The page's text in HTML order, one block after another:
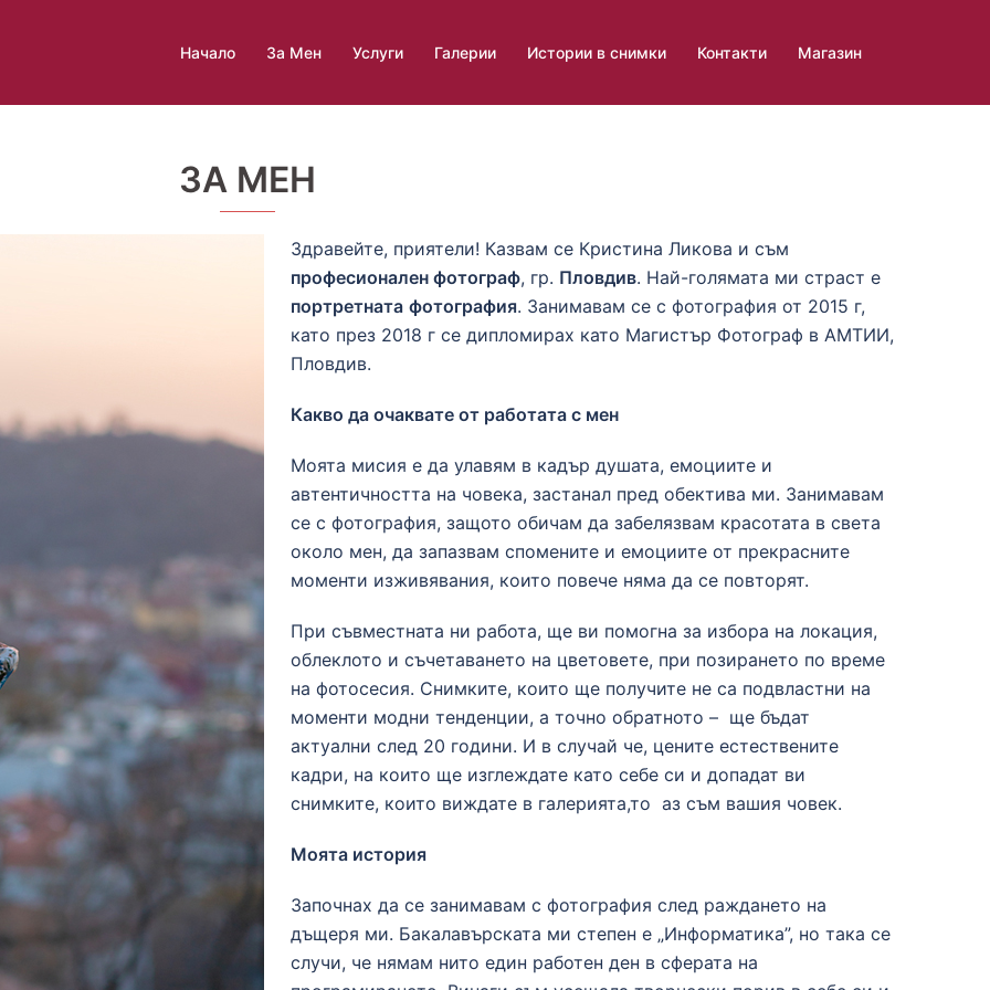
Начало За Мен Услуги Галерии Истории в снимки Контакти Магазин
ЗА МЕН
Здравейте, приятели! Казвам се Кристина Ликова и съм
професионален фотограф, гр. Пловдив. Най-голямата ми страст е
портретната фотография. Занимавам се с фотография от 2015 г,
като през 2018 г се дипломирах като Магистър Фотограф в АМТИИ,
Пловдив.
Какво да очаквате от работата с мен
Моята мисия е да улавям в кадър душата, емоциите и
автентичността на човека, застанал пред обектива ми. Занимавам
се с фотография, защото обичам да забелязвам красотата в света
около мен, да запазвам спомените и емоциите от прекрасните
моменти изживявания, които повече няма да се повторят.
При съвместната ни работа, ще ви помогна за избора на локация,
облеклото и съчетаването на цветовете, при позирането по време
на фотосесия. Снимките, които ще получите не са подвластни на
моменти модни тенденции, а точно обратното – ще бъдат
актуални след 20 години. И в случай че, цените естествените
кадри, на които ще изглеждате като себе си и допадат ви
снимките, които виждате в галерията,то аз съм вашия човек.
Моята история
Започнах да се занимавам с фотография след раждането на
дъщеря ми. Бакалавърската ми степен е „Информатика”, но така се
случи, че нямам нито един работен ден в сферата на